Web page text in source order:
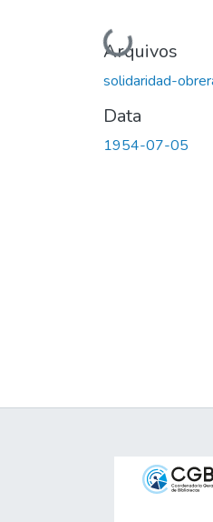
Carregando...
Arquivos
solidaridad-
Data
1954-07-05